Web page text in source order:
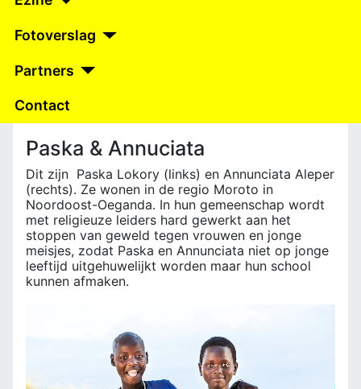
Fotoverslag
Partners
Contact
Paska & Annuciata
Dit zijn Paska Lokory (links) en Annunciata Aleper
(rechts). Ze wonen in de regio Moroto in
Noordoost-Oeganda. In hun gemeenschap wordt
met religieuze leiders hard gewerkt aan het
stoppen van geweld tegen vrouwen en jonge
meisjes, zodat Paska en Annunciata niet op jonge
leeftijd uitgehuwelijkt worden maar hun school
kunnen afmaken.